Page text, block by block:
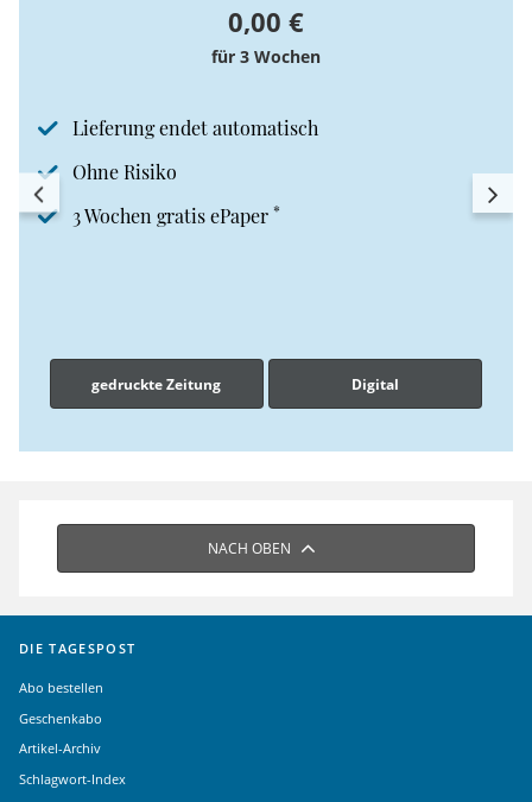
0,00 €
für 3 Wochen
Lieferung endet automatisch
Ohne Risiko
3 Wochen gratis ePaper *
gedruckte Zeitung Digital
NACH OBEN
DIE TAGESPOST
Abo bestellen
Geschenkabo
Artikel-Archiv
Schlagwort-Index